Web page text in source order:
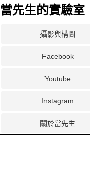
當先生的實驗室
攝影與構圖
Facebook
Youtube
Instagram
關於當先生